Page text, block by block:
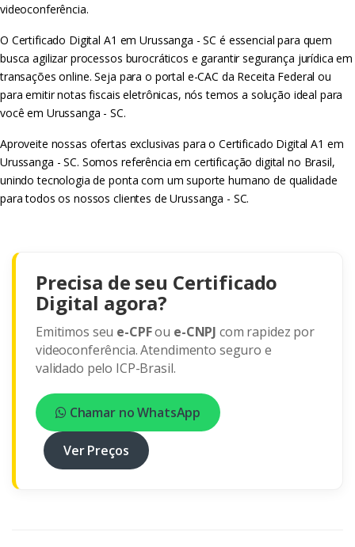
videoconferência.
O Certificado Digital A1 em Urussanga - SC é essencial para quem
busca agilizar processos burocráticos e garantir segurança jurídica em
transações online. Seja para o portal e-CAC da Receita Federal ou
para emitir notas fiscais eletrônicas, nós temos a solução ideal para
você em Urussanga - SC.
Aproveite nossas ofertas exclusivas para o Certificado Digital A1 em
Urussanga - SC. Somos referência em certificação digital no Brasil,
unindo tecnologia de ponta com um suporte humano de qualidade
para todos os nossos clientes de Urussanga - SC.
Precisa de seu Certificado
Digital agora?
Emitimos seu e-CPFou e-CNPJ com rapidez por
videoconferência. Atendimento seguro e
validado pelo ICP-Brasil.
Chamar no WhatsApp
Ver Preços